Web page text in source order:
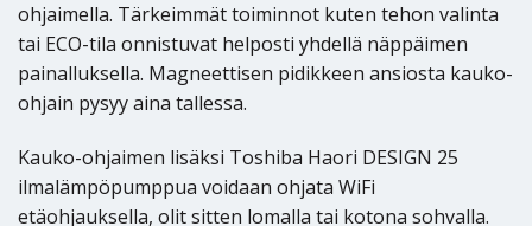
ohjaimella. Tärkeimmät toiminnot kuten tehon valinta
tai ECO-tila onnistuvat helposti yhdellä näppäimen
painalluksella. Magneettisen pidikkeen ansiosta kauko-
ohjain pysyy aina tallessa.
Kauko-ohjaimen lisäksi Toshiba Haori DESIGN 25
ilmalämpöpumppua voidaan ohjata WiFi
etäohjauksella, olit sitten lomalla tai kotona sohvalla.